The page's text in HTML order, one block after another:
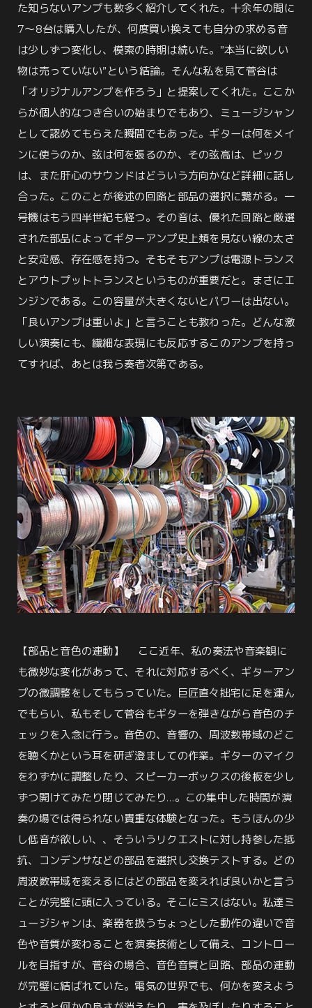
た知らないアンプも数多く紹介してくれた。十余年の間に
7～8台は購入したが、何度買い換えても自分の求める音
は少しずつ変化し、模索の時期は続いた。”本当に欲しい
物は売っていない”という結論。そんな私を見て菅谷は
「オリジナルアンプを作ろう」と提案してくれた。ここか
らが個人的なつき合いの始まりでもあり、ミュージシャン
として認めてもらえた瞬間でもあった。ギターは何をメイ
ンに使うのか、弦は何を張るのか、その弦高は、ピック
は、また肝心のサウンドはどういう方向かなど詳細に話し
合った。このことが後述の回路と部品の選択に繋がる。一
号機はもう四半世紀も経つ。その音は、優れた回路と厳選
された部品によってギターアンプ史上類を見ない線の太さ
と安定感、存在感を持つ。そもそもアンプは電源トランス
とアウトプットトランスというものが重要だと。まさにエ
ンジンである。この容量が大きくないとパワーは出ない。
「良いアンプは重いよ」と言うことも教わった。どんな激
しい演奏にも、繊細な表現にも反応するこのアンプを持っ
てすれば、あとは我ら奏者次第である。
【部品と音色の連動】 ここ近年、私の奏法や音楽観に
も微妙な変化があって、それに対応するべく、ギターアン
プの微調整をしてもらっていた。巨匠直々拙宅に足を運ん
でもらい、私もそして菅谷もギターを弾きながら音色のチ
ェックを入念に行う。音色の、音響の、周波数帯域のどこ
を聴くかという耳を研ぎ澄ましての作業。ギターのマイク
をわずかに調整したり、スピーカーボックスの後板を少し
ずつ開けてみたり閉じてみたり…。この集中した時間が演
奏の場では得られない貴重な体験となった。もうほんの少
し低音が欲しい、、そういうリクエストに対し持参した抵
抗、コンデンサなどの部品を選択し交換テストする。どの
周波数帯域を変えるにはどの部品を変えれば良いかと言う
ことが完璧に頭に入っている。そこにミスはない。私達ミ
ュージシャンは、楽器を扱うちょっとした動作の違いで音
色や音質が変わることを演奏技術として備え、コントロー
ルを目指すが、菅谷の場合、音色音質と回路、部品の連動
が完璧に結ばれていた。電気の世界でも、何かを変えよう